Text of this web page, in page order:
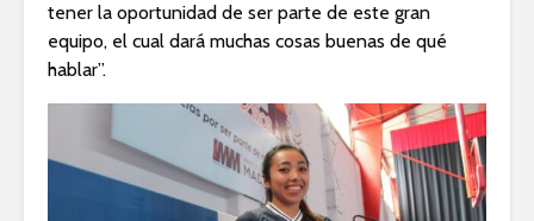
tener la oportunidad de ser parte de este gran
equipo, el cual dará muchas cosas buenas de qué
hablar”.